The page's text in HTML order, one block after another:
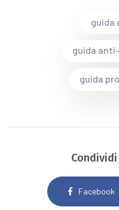
guida
guida
guida
Facebook